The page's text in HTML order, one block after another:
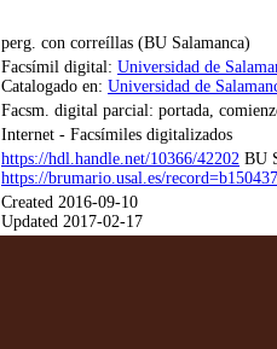
perg. con correíllas (BU Salamanca)
Facsímil digital: Universidad de
Catalogado en: Universidad de
Facsm. digital parcial: portada,
Internet - Facsímiles digitalizados
https://hdl.handle.net/10366/42202 BU
https://brumario.usal.es/
Created 2016-09-10
Updated 2017-02-17